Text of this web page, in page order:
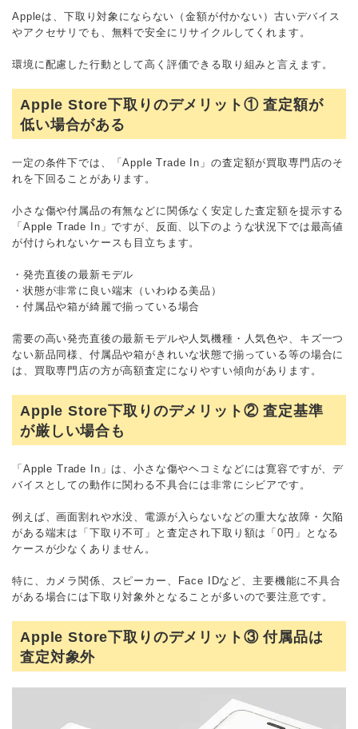
Appleは、下取り対象にならない（金額が付かない）古いデバイス
やアクセサリでも、無料で安全にリサイクルしてくれます。
環境に配慮した行動として高く評価できる取り組みと言えます。
Apple Store下取りのデメリット① 査定額が
低い場合がある
一定の条件下では、「Apple Trade In」の査定額が買取専門店のそ
れを下回ることがあります。
小さな傷や付属品の有無などに関係なく安定した査定額を提示する
「Apple Trade In」ですが、反面、以下のような状況下では最高値
が付けられないケースも目立ちます。
・発売直後の最新モデル
・状態が非常に良い端末（いわゆる美品）
・付属品や箱が綺麗で揃っている場合
需要の高い発売直後の最新モデルや人気機種・人気色や、キズ一つ
ない新品同様、付属品や箱がきれいな状態で揃っている等の場合に
は、買取専門店の方が高額査定になりやすい傾向があります。
Apple Store下取りのデメリット② 査定基準
が厳しい場合も
「Apple Trade In」は、小さな傷やヘコミなどには寛容ですが、デ
バイスとしての動作に関わる不具合には非常にシビアです。
例えば、画面割れや水没、電源が入らないなどの重大な故障・欠陥
がある端末は「下取り不可」と査定され下取り額は「0円」となる
ケースが少なくありません。
特に、カメラ関係、スピーカー、Face IDなど、主要機能に不具合
がある場合には下取り対象外となることが多いので要注意です。
Apple Store下取りのデメリット③ 付属品は
査定対象外